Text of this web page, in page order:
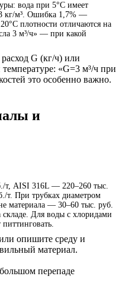
вода при 5°C имеет
кг/м³. Ошибка 1,7% —
плотности отличаются на
3 м³/ч» — при какой
G (кг/ч) или
«G=3 м³/ч при
это особенно важно.
и
т, AISI 316L — 220–260 тыс.
т. При трубках диаметром
материала — 30–60 тыс. руб.
складе. Для воды с хлоридами
опишите среду и
материал.
перепаде